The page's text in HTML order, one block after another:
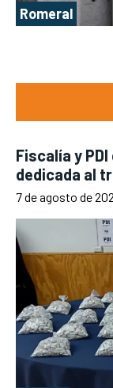
Fiscalía y
dedicada al
7 de agosto de
Romeral